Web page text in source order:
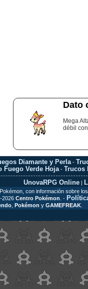
Dato
Mega
débil
Diamante y Perla -
Fuego Verde Hoja -Trucos
UnovaRPG Online |
con información sobre
2026 Centro Pokémon . -
, Pokémon y GAMEFREAK.